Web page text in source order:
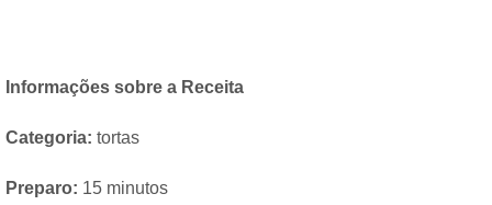
Informações sobre a Receita
Categoria: tortas
Preparo: 15 minutos